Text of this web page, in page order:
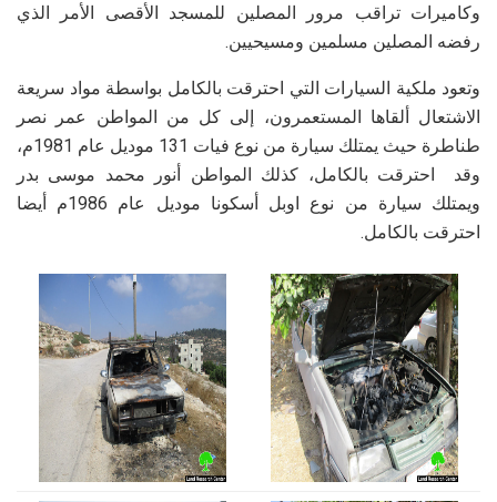
وكاميرات تراقب مرور المصلين للمسجد الأقصى الأمر الذي
رفضه المصلين مسلمين ومسيحيين.
وتعود ملكية السيارات التي احترقت بالكامل بواسطة مواد سريعة
الاشتعال ألقاها المستعمرون، إلى كل من المواطن عمر نصر
طناطرة حيث يمتلك سيارة من نوع فيات 131 موديل عام 1981م،
وقد احترقت بالكامل، كذلك المواطن أنور محمد موسى بدر
ويمتلك سيارة من نوع اوبل أسكونا موديل عام 1986م أيضا
احترقت بالكامل.